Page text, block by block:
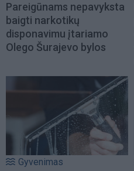
Pareigūnams nepavyksta
baigti narkotikų
disponavimu įtariamo
Olego Šurajevo bylos
Gyvenimas